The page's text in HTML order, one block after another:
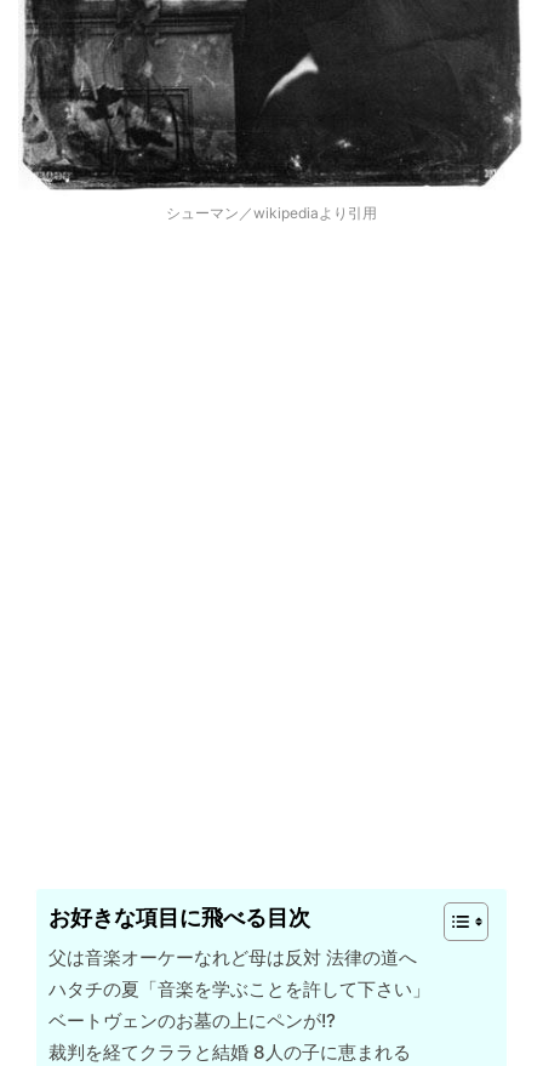
シューマン／wikipediaより引用
お好きな項目に飛べる目次
父は音楽オーケーなれど母は反対 法律の道へ
ハタチの夏「音楽を学ぶことを許して下さい」
ベートヴェンのお墓の上にペンが!?
裁判を経てクララと結婚 8人の子に恵まれる